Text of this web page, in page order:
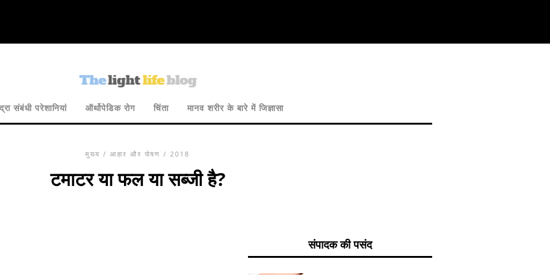
संबंधी परेशानियां ऑर्थोपेडिक रोग चिंता मानव शरीर के बारे में जिज्ञासा
मुख्य / आहार और पोषण / 2018
टमाटर या फल या सब्जी है?
संपादक की पसंद